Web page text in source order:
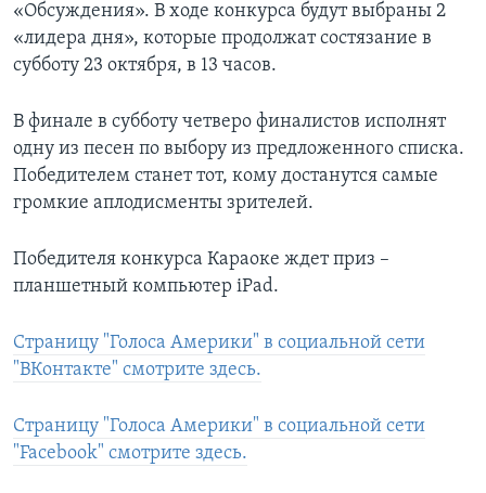
«Обсуждения». В ходе конкурса будут выбраны 2
«лидера дня», которые продолжат состязание в
субботу 23 октября, в 13 часов.
В финале в субботу четверо финалистов исполнят
одну из песен по выбору из предложенного списка.
Победителем станет тот, кому достанутся самые
громкие аплодисменты зрителей.
Победителя конкурса Караоке ждет приз –
планшетный компьютер iPad.
Страницу "Голоса Америки" в социальной сети
"ВКонтакте" смотрите здесь.
Страницу "Голоса Америки" в социальной сети
"Facebook" смотрите здесь.